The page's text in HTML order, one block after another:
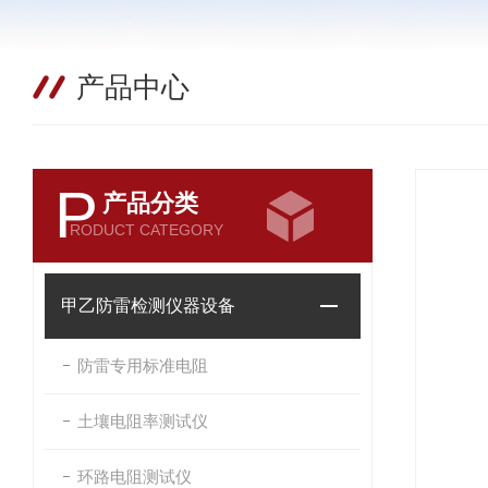
产品中心
P 产品分类
RODUCT CATEGORY
甲乙防雷检测仪器设备
防雷专用标准电阻
土壤电阻率测试仪
环路电阻测试仪